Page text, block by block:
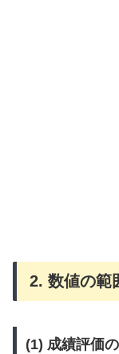
2. 数値の範
(1) 成績評価